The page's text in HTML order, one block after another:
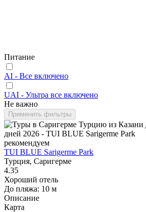
Питание
AI - Все включено
UAI - Ультра все включено
Не важно
Применить фильтры
рекомендуем
TUI BLUE Sarigerme Park
Турция, Саригерме
4.35
Хороший отель
До пляжа: 10 м
Описание
Карта